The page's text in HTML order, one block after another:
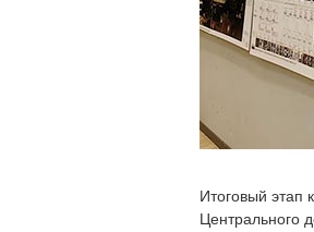
Итоговый этап
Центрального